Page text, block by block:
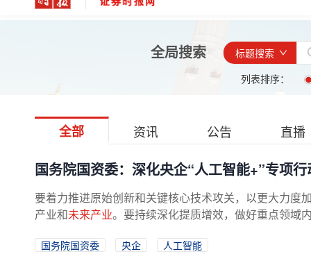
全局搜索
标题搜索
列表排序：
全部 资讯 公告 直播
国务院国资委：深化央企“人工智能+”专项
要着力推进原始创新和关键核心技术攻关，以更大力度
产业和未来产业。要持续深化提质增效，做好重点领域
国务院国资委 央企
人工智能